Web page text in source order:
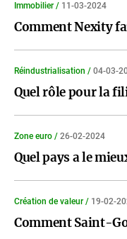
Immobilier / 11-03-2024
Comment Nexity
Réindustrialisation / 04-03-
Quel rôle pour la
Zone euro / 26-02-2024
Quel pays a le
Création de valeur / 19-02-
Comment Saint-